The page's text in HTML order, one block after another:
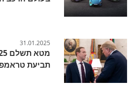
31.01.2025
תביעת